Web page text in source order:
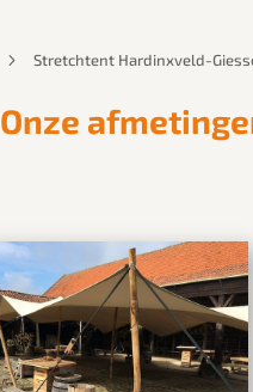
5 Stretchtent Hardinxveld-
Onze